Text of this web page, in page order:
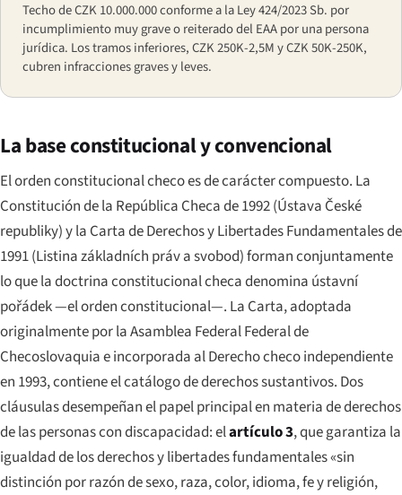
Techo de CZK 10.000.000 conforme a la Ley 424/2023 Sb. por
incumplimiento muy grave o reiterado del EAA por una persona
jurídica. Los tramos inferiores, CZK 250K-2,5M y CZK 50K-250K,
cubren infracciones graves y leves.
La base constitucional y convencional
El orden constitucional checo es de carácter compuesto. La
Constitución de la República Checa de 1992 (Ústava České
republiky) y la Carta de Derechos y Libertades Fundamentales de
1991 (Listina základních práv a svobod) forman conjuntamente
lo que la doctrina constitucional checa denomina ústavní
pořádek—el orden constitucional—. La Carta, adoptada
originalmente por la Asamblea Federal Federal de
Checoslovaquia e incorporada al Derecho checo independiente
en 1993, contiene el catálogo de derechos sustantivos. Dos
cláusulas desempeñan el papel principal en materia de derechos
de las personas con discapacidad: elartículo 3, que garantiza la
igualdad de los derechos y libertades fundamentales «sin
distinción por razón de sexo, raza, color, idioma, fe y religión,